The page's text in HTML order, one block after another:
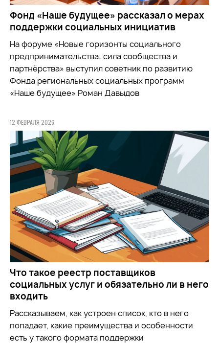
Фонд «Наше будущее» рассказал о мерах
поддержки социальных инициатив
На форуме «Новые горизонты социального
предпринимательства: сила сообщества и
партнёрства» выступил советник по развитию
Фонда региональных социальных программ
«Наше будущее» Роман Давыдов
12 ФЕВРАЛЯ 2026
Что такое реестр поставщиков
социальных услуг и обязательно ли в него
входить
Рассказываем, как устроен список, кто в него
попадает, какие преимущества и особенности
есть у такого формата поддержки